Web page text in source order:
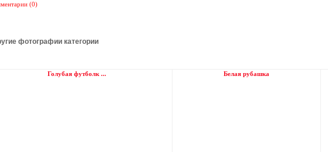
(0)
фотографии категории
Голубая футболк ... Белая рубашка